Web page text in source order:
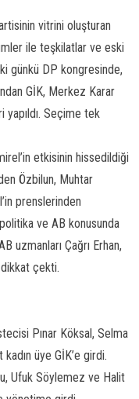
vitrini oluşturan
ile teşkilatlar ve eski
günkü DP kongresinde,
GİK, Merkez Karar
yapıldı. Seçime tek
etkisinin hissedildiği
Özbilun, Muhtar
prenslerinden
ve AB konusunda
uzmanları Çağrı Erhan,
dikkat çekti.
Pınar Köksal, Selma
üye GİK’e girdi.
Ufuk Söylemez ve Halit